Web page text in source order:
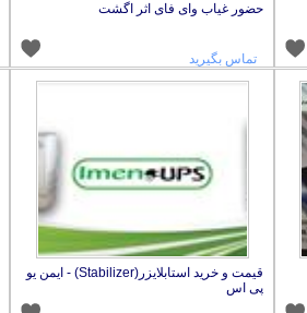
حضور غیاب وای فای اثر اگشت
تماس بگیرید
قیمت و خرید استابلایزر(Stabilizer) - ایمن یو
پی اس